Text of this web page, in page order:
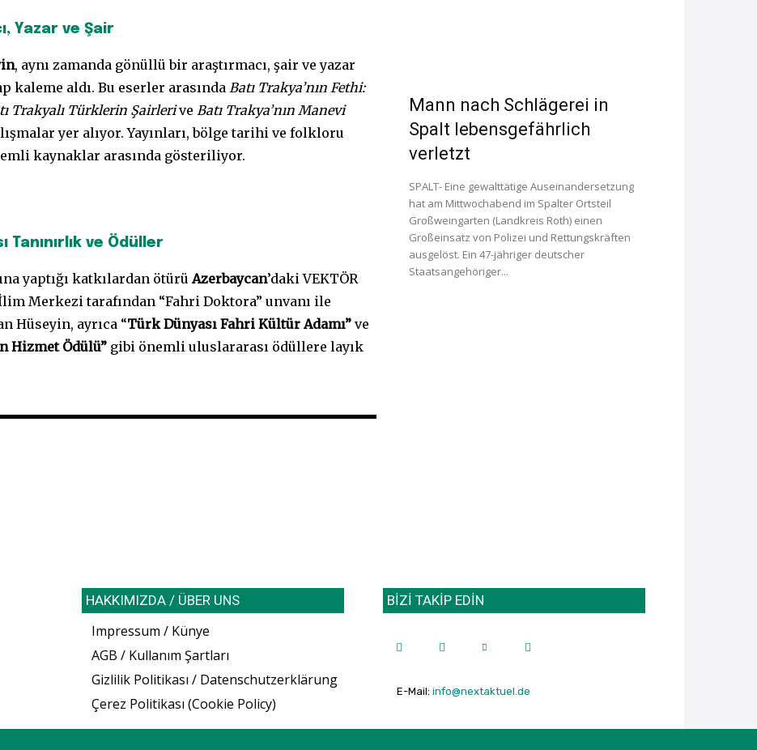
Yazar ve Şair
, aynı zamanda gönüllü bir araştırmacı, şair ve yazar
kaleme aldı. Bu eserler arasındaBatı Trakya’nın Fethi:
Trakyalı Türklerin ŞairleriveBatı Trakya’nın Manevi
yer alıyor. Yayınları, bölge tarihi ve folkloru
kaynaklar arasında gösteriliyor.
Tanınırlık ve Ödüller
yaptığı katkılardan ötürü Azerbaycan’daki VEKTÖR
Merkezi tarafından “Fahri Doktora” unvanı ile
Hüseyin, ayrıca “Türk Dünyası Fahri Kültür Adamı” ve
Hizmet Ödülü” gibi önemli uluslararası ödüllere layık
Mann nach Schlägerei in
Spalt lebensgefährlich
verletzt
SPALT- Eine gewalttätige Auseinandersetzung
hat am Mittwochabend im Spalter Ortsteil
Großweingarten (Landkreis Roth) einen
Großeinsatz von Polizei und Rettungskräften
ausgelöst. Ein 47-jähriger deutscher
Staatsangehöriger...
HAKKIMIZDA / ÜBER UNS
Impressum / Künye
AGB / Kullanım Şartları
Gizlilik Politikası / Datenschutzerklärung
Çerez Politikası (Cookie Policy)
BİZİ TAKİP EDİN
E-Mail:info@nextaktuel.de